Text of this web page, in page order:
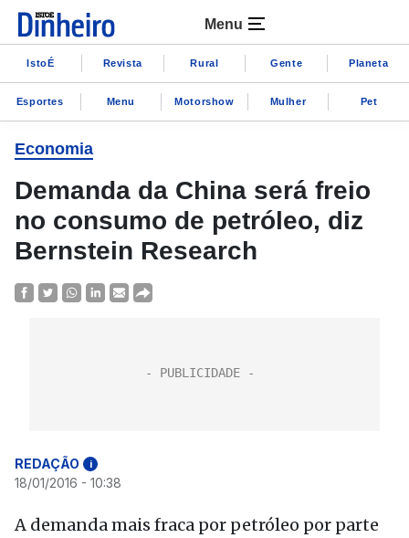
Menu
IstoÉ Revista Rural Gente Planeta
Esportes Menu Motorshow Mulher Pet
Economia
Demanda da China será freio
no consumo de petróleo, diz
Bernstein Research
REDAÇÃO i
18/01/2016 - 10:38
A demanda mais fraca por petróleo por parte